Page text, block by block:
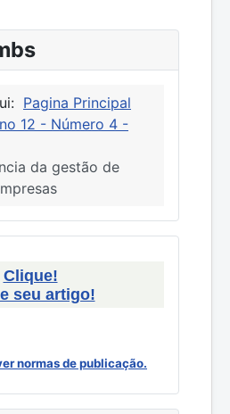
Pagina Principal
12 - Número 4 -
da gestão de
Clique!
seu artigo!
normas de publicação.